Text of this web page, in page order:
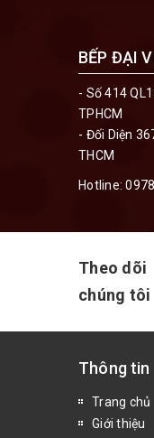
BẾP ĐẠI
- Số 414
TPHCM
- Đối Diện
THCM
Hotline:
Theo dõi
chúng tôi
Thông tin
Trang chủ
Giới thiệu